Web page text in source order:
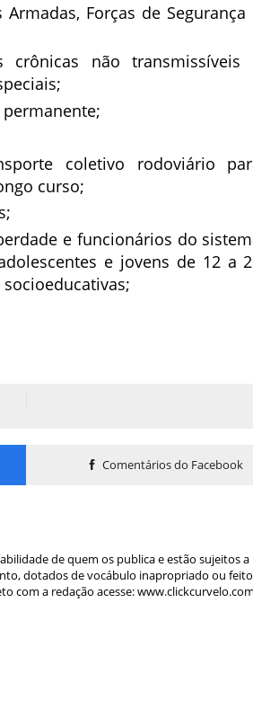
Forças de Segurança
crônicas não transmissíveis
coletivo rodoviário
curso;
e funcionários do
e jovens de 12 a
Comentários do Facebook
de quem os publica e estão sujeitos a
dotados de vocábulo inapropriado ou
com a redação acesse: